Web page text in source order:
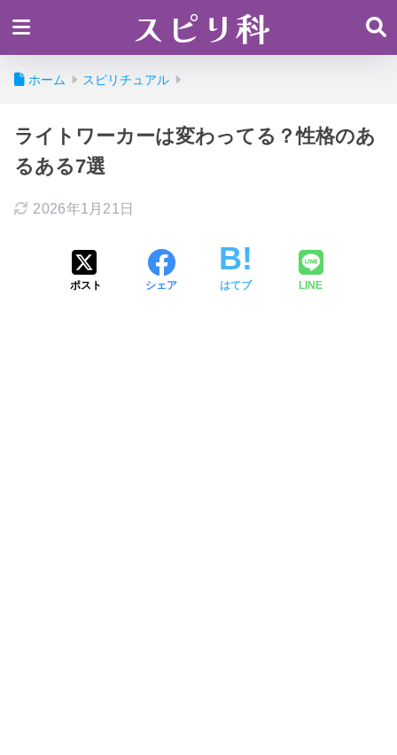
スピリ科
ホーム スピリチュアル
ライトワーカーは変わってる？性格のあ
るある7選
2026年1月21日
ポスト シェア はてブ LINE